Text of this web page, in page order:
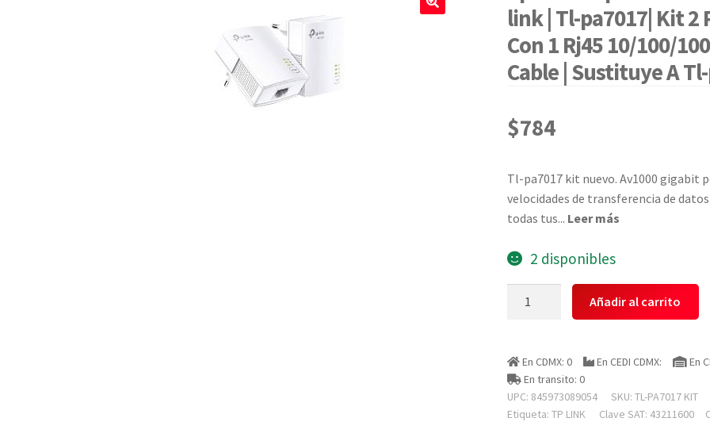
link | Tl-pa7017| Kit 2
Con 1 Rj45 10/100/
Cable | Sustituye A
$784
Tl-pa7017 kit nuevo. Av1000 gigabit
velocidades de transferencia de
todas tus... Leer más
2 disponibles
pa7017
Kit
Adaptador
Powerline
Añadir al carrito
En CDMX: 0 En CEDI CDMX:
En
En transito: 0
UPC: 845973089054
SKU: TL-PA7017 KIT
Etiqueta: TP LINK Clave SAT: 43211600